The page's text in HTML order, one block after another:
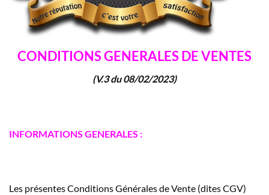
CONDITIONS GENERALES DE VENTES
(V.3 du 08/02/2023)
INFORMATIONS GENERALES :
Les présentes Conditions Générales de Vente (dites CGV)